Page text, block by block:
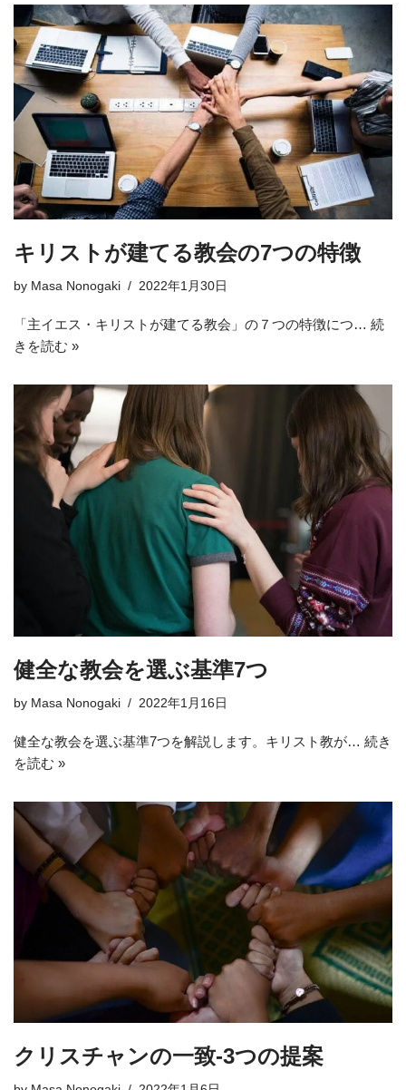
キリストが建てる教会の7つの特徴
by Masa Nonogaki 2022年1月30日
「主イエス・キリストが建てる教会」の７つの特徴につ… 続
きを読む »
健全な教会を選ぶ基準7つ
by Masa Nonogaki 2022年1月16日
健全な教会を選ぶ基準7つを解説します。キリスト教が… 続き
を読む »
クリスチャンの一致-3つの提案